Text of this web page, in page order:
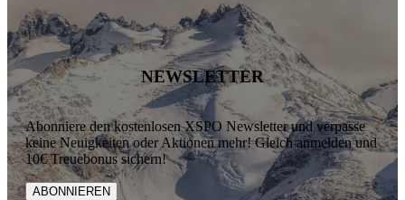
NEWSLETTER
Abonniere den kostenlosen XSPO Newsletter und verpasse
keine Neuigkeiten oder Aktionen mehr! Gleich anmelden und
10€ Treuebonus sichern!
ABONNIEREN